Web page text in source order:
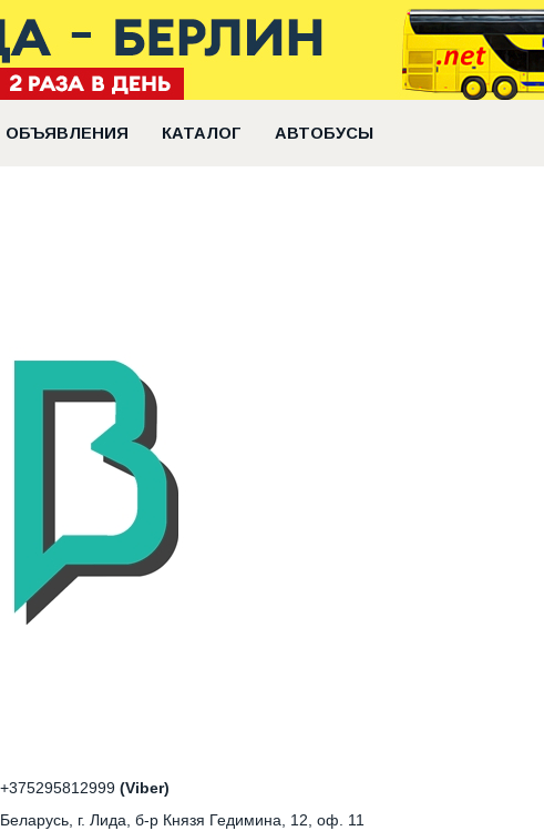
ОБЪЯВЛЕНИЯ КАТАЛОГ АВТОБУСЫ
+375295812999(Viber)
Беларусь, г. Лида, б-р Князя Гедимина, 12, оф. 11